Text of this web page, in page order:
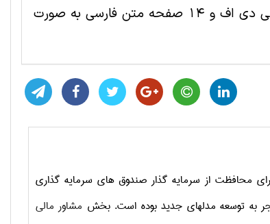
این مقاله ترجمه شده علوم اقتصادی شامل 8 صفحه انگلیسی به صورت پی دی اف و 14 صفحه متن فارسی به صورت
محافظت از سرمایه­ گذار صندوق ­های سرمایه­ گذاری
مشاور مالی